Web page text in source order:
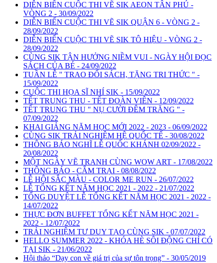
DIỄN BIẾN CUỘC THI VẼ SIK AEON TÂN PHÚ -
VÒNG 2 - 30/09/2022
DIỄN BIẾN CUỘC THI VẼ SIK QUẬN 6 - VÒNG 2 -
28/09/2022
DIỄN BIẾN CUỘC THI VẼ SIK TÔ HIỆU - VÒNG 2 -
28/09/2022
CÙNG SIK TẬN HƯỞNG NIỀM VUI - NGÀY HỘI ĐỌC
SÁCH CỦA BÉ - 24/09/2022
TUẦN LỄ " TRAO ĐỔI SÁCH, TẶNG TRI THỨC " -
15/09/2022
CUỘC THI HỌA SĨ NHÍ SIK - 15/09/2022
TẾT TRUNG THU - TẾT ĐOÀN VIÊN - 12/09/2022
TẾT TRUNG THU " NỤ CƯỜI ĐÊM TRĂNG " -
07/09/2022
KHAI GIẢNG NĂM HỌC MỚI 2022 - 2023 - 06/09/2022
CÙNG SIK TRẢI NGHIỆM HỆ QUỐC TẾ - 30/08/2022
THÔNG BÁO NGHĨ LỄ QUỐC KHÁNH 02/09/2022 -
20/08/2022
MỘT NGÀY VẼ TRANH CÙNG WOW ART - 17/08/2022
THÔNG BÁO - CẮM TRẠI - 08/08/2022
LỄ HỘI SẮC MÀU - COLOR ME RUN - 26/07/2022
LỄ TỔNG KẾT NĂM HỌC 2021 - 2022 - 21/07/2022
TỔNG DUYỆT LỄ TỔNG KẾT NĂM HỌC 2021 - 2022 -
14/07/2022
THỰC ĐƠN BUFFET TỔNG KẾT NĂM HỌC 2021 -
2022 - 12/07/2022
TRẢI NGHIỆM TƯ DUY TẠO CÙNG SIK - 07/07/2022
HELLO SUMMER 2022 - KHÓA HÈ SÔI ĐỘNG CHỈ CÓ
TẠI SIK - 21/06/2022
Hội thảo “Dạy con về giá trị của sự tôn trọng” - 30/05/2019